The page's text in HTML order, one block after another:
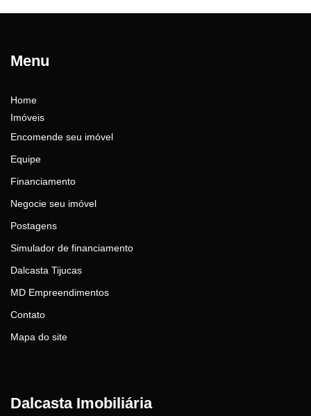
Menu
Home
Imóveis
Encomende seu imóvel
Equipe
Financiamento
Negocie seu imóvel
Postagens
Simulador de financiamento
Dalcasta Tijucas
MD Empreendimentos
Contato
Mapa do site
Dalcasta Imobiliária